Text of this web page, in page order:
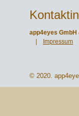
app4eyes GmbH
Impressum
© 2020.